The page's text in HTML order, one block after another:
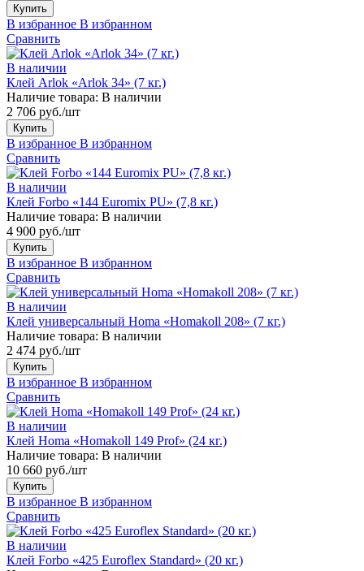
Купить
В избранное В избранном
Сравнить
В наличии
Клей Arlok «Arlok 34» (7 кг.)
Наличие товара: В наличии
2 706 руб./шт
Купить
В избранное В избранном
Сравнить
В наличии
Клей Forbo «144 Euromix PU» (7,8 кг.)
Наличие товара: В наличии
4 900 руб./шт
Купить
В избранное В избранном
Сравнить
В наличии
Клей универсальный Homa «Homakoll 208» (7 кг.)
Наличие товара: В наличии
2 474 руб./шт
Купить
В избранное В избранном
Сравнить
В наличии
Клей Homa «Homakoll 149 Prof» (24 кг.)
Наличие товара: В наличии
10 660 руб./шт
Купить
В избранное В избранном
Сравнить
В наличии
Клей Forbo «425 Euroflex Standard» (20 кг.)